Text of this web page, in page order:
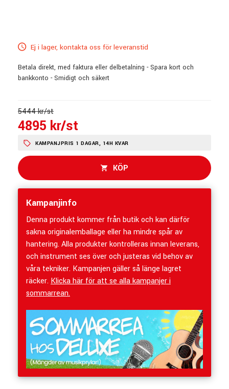
Ej i lager, kontakta oss för leveranstid
Betala direkt, med faktura eller delbetalning - Spara kort och
bankkonto - Smidigt och säkert
5444 kr/st
4895 kr/st
KAMPANJPRIS 1 DAGAR, 14H KVAR
KÖP
Kampanjinfo
Denna produkt kommer från butik och kan därför
sakna originalemballage eller ha mindre spår av
hantering. Alla produkter kontrolleras innan leverans,
och instrument ses över och justeras vid behov av
våra tekniker. Kampanjen gäller så länge lagret
räcker. Klicka här för att se alla kampanjer i
sommarrean.